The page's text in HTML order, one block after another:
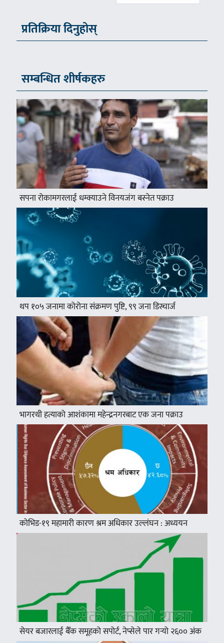
प्रतिक्रिया दिनुहोस्
सम्बन्धित शीर्षकहरु
सपना रोकामगरलाई धम्क्याउने विनयजंग बस्नेत पक्राउ
थप १०५ जनामा कोरोना संक्रमण पुष्टि, ९९ जना डिस्चार्ज
भागरथी हत्याको आशंकामा महेन्द्रनगरबाट एक जना पक्राउ
कोभिड-१९ महामारी कारण श्रम अधिकार उल्लंघन : अध्ययन
सेयर बजारलाई बैँक समूहको सपोर्ट, नेप्सेले पार गर्‍यो २६०० अंक